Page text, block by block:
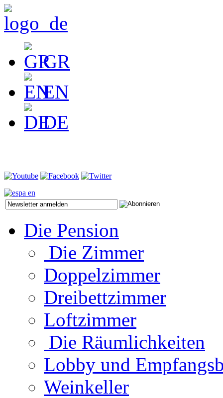
GR
EN
DE
Die Pension
Die Zimmer
Doppelzimmer
Dreibettzimmer
Loftzimmer
Die Räumlichkeiten
Lobby und
Weinkeller